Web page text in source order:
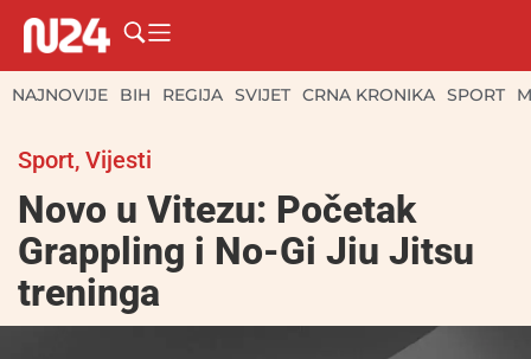
NAJNOVIJE BIH REGIJA SVIJET CRNA KRONIKA SPORT
Sport, Vijesti
Novo u Vitezu: Početak
Grappling i No-Gi Jiu Jitsu
treninga